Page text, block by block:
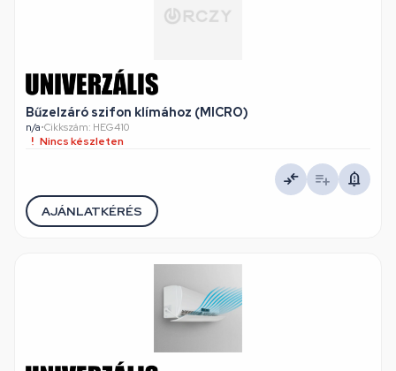
Bűzelzáró szifon klímához (MICRO)
n/a•Cikkszám: HEG410
Nincs készleten
AJÁNLATKÉRÉS